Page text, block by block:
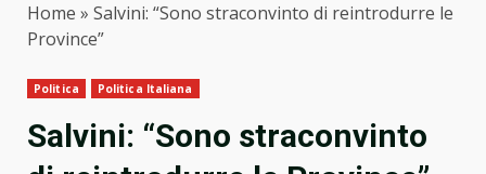
Home » Salvini: “Sono straconvinto di reintrodurre le
Province”
Politica Politica Italiana
Salvini: “Sono straconvinto